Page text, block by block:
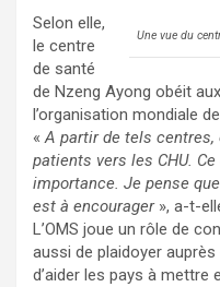
Une vue du
Selon elle,
le centre
de santé
de Nzeng Ayong obéit
l’organisation mondiale
«A partir de tels
patients vers les CHU.
importance. Je pense
est à encourager», a-t-
L’OMS joue un rôle de
aussi de plaidoyer
d’aider les pays à mettre